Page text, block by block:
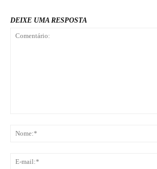
DEIXE UMA RESPOSTA